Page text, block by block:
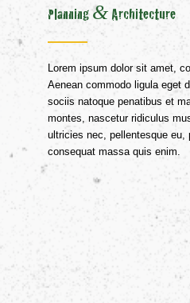
Planning & Architecture
Lorem ipsum dolor sit amet,
Aenean commodo ligula eget
sociis natoque penatibus et
montes, nascetur ridiculus
ultricies nec, pellentesque eu,
consequat massa quis enim.